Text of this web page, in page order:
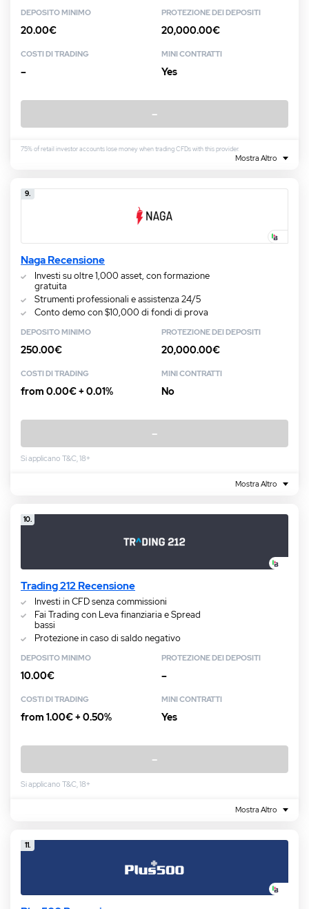
DEPOSITO MINIMO
20.00€
PROTEZIONE DEI DEPOSITI
20,000.00€
COSTI DI TRADING
–
MINI CONTRATTI
Yes
–
75% of retail investor accounts lose money when trading CFDs with this provider.
Mostra Altro
9.
Naga Recensione
Investi su oltre 1,000 asset, con formazione
gratuita
Strumenti professionali e assistenza 24/5
Conto demo con $10,000 di fondi di prova
DEPOSITO MINIMO
250.00€
PROTEZIONE DEI DEPOSITI
20,000.00€
COSTI DI TRADING
from 0.00€ + 0.01%
MINI CONTRATTI
No
–
Si applicano T&C, 18+
Mostra Altro
10.
Trading 212 Recensione
Investi in CFD senza commissioni
Fai Trading con Leva finanziaria e Spread
bassi
Protezione in caso di saldo negativo
DEPOSITO MINIMO
10.00€
PROTEZIONE DEI DEPOSITI
–
COSTI DI TRADING
from 1.00€ + 0.50%
MINI CONTRATTI
Yes
–
Si applicano T&C, 18+
Mostra Altro
11.